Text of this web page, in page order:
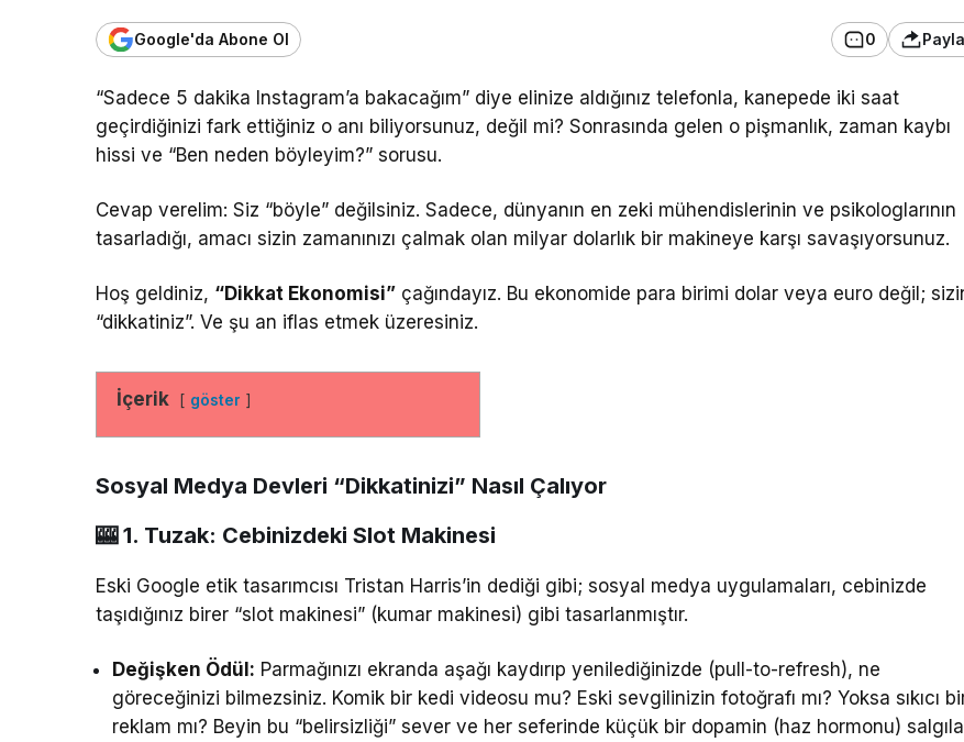
Google'da Abone Ol 0
“Sadece 5 dakika Instagram’a bakacağım” diye elinize aldığınız telefonla, kanepede iki saat
geçirdiğinizi fark ettiğiniz o anı biliyorsunuz, değil mi? Sonrasında gelen o pişmanlık, zaman kaybı
hissi ve “Ben neden böyleyim?” sorusu.
Cevap verelim: Siz “böyle” değilsiniz. Sadece, dünyanın en zeki mühendislerinin ve psikologlarının
tasarladığı, amacı sizin zamanınızı çalmak olan milyar dolarlık bir makineye karşı savaşıyorsunuz.
Hoş geldiniz, “Dikkat Ekonomisi” çağındayız. Bu ekonomide para birimi dolar veya euro değil;
“dikkatiniz”. Ve şu an iflas etmek üzeresiniz.
İçerik göster
Sosyal Medya Devleri “Dikkatinizi” Nasıl Çalıyor
🎰 1. Tuzak: Cebinizdeki Slot Makinesi
Eski Google etik tasarımcısı Tristan Harris’in dediği gibi; sosyal medya uygulamaları, cebinizde
taşıdığınız birer “slot makinesi” (kumar makinesi) gibi tasarlanmıştır.
Değişken Ödül: Parmağınızı ekranda aşağı kaydırıp yenilediğinizde (pull-to-refresh), ne
göreceğinizi bilmezsiniz. Komik bir kedi videosu mu? Eski sevgilinizin fotoğrafı mı? Yoksa sıkıcı
reklam mı? Beyin bu “belirsizliği” sever ve her seferinde küçük bir dopamin (haz hormonu)